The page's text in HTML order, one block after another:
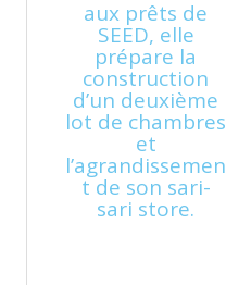
aux prêts de
SEED, elle
prépare la
construction
d’un deuxième
lot de chambres
et
l’agrandissemen
t de son sari-
sari store.